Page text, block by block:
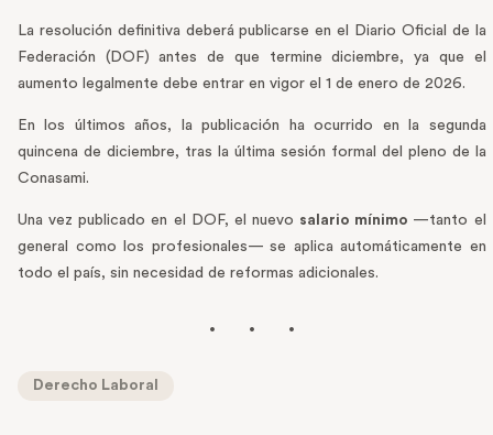
La resolución definitiva deberá publicarse en el Diario Oficial de la
Federación (DOF) antes de que termine diciembre, ya que el
aumento legalmente debe entrar en vigor el 1 de enero de 2026.
En los últimos años, la publicación ha ocurrido en la segunda
quincena de diciembre, tras la última sesión formal del pleno de la
Conasami.
Una vez publicado en el DOF, el nuevo salario mínimo —tanto el
general como los profesionales— se aplica automáticamente en
todo el país, sin necesidad de reformas adicionales.
Derecho Laboral